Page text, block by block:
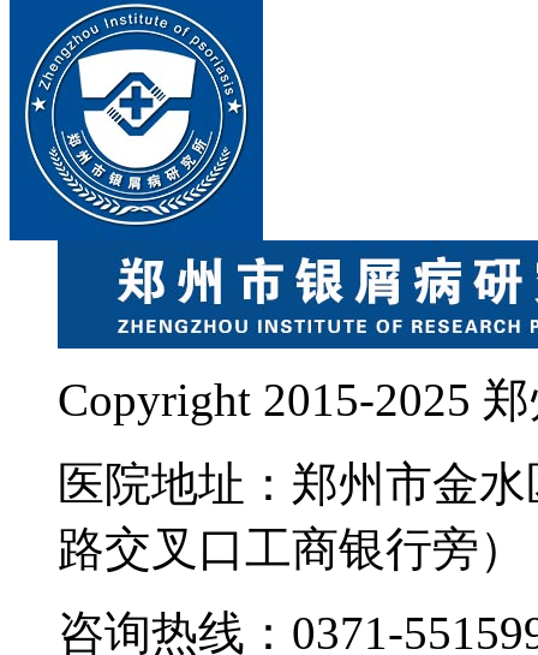
Copyright 2015-2025
医院地址：郑州市金
路交叉口工商银行旁）
咨询热线：0371-